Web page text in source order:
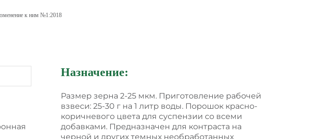
к ним №1:2018
Назначение:
Размер зерна 2-25 мкм. Приготовление рабочей
взвеси: 25-30 г на 1 литр воды. Порошок красно-
коричневого цвета для суспензии со всеми
добавками. Предназначен для контраста на
черной и других темных необработанных